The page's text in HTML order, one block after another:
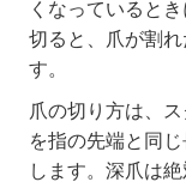
くなっていると
切ると、爪が割
す。
爪の切り方は、
を指の先端と同
します。深爪は